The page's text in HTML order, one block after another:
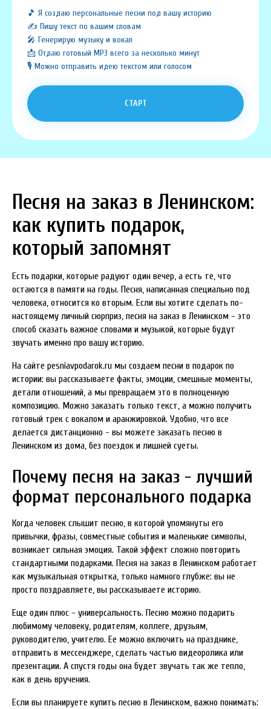
🎵 Я создаю персональные песни под вашу историю
✍️ Пишу текст по вашим словам
🎤 Генерирую музыку и вокал
📩 Отдаю готовый MP3 всего за несколько минут
🎙️ Можно отправить идею текстом или голосом
СТАРТ
Песня на заказ в Ленинском:
как купить подарок,
который запомнят
Есть подарки, которые радуют один вечер, а есть те, что
остаются в памяти на годы. Песня, написанная специально под
человека, относится ко вторым. Если вы хотите сделать по-
настоящему личный сюрприз, песня на заказ в Ленинском - это
способ сказать важное словами и музыкой, которые будут
звучать именно про вашу историю.
На сайте pesniavpodarok.ru мы создаем песни в подарок по
истории: вы рассказываете факты, эмоции, смешные моменты,
детали отношений, а мы превращаем это в полноценную
композицию. Можно заказать только текст, а можно получить
готовый трек с вокалом и аранжировкой. Удобно, что все
делается дистанционно - вы можете заказать песню в
Ленинском из дома, без поездок и лишней суеты.
Почему песня на заказ - лучший
формат персонального подарка
Когда человек слышит песню, в которой упомянуты его
привычки, фразы, совместные события и маленькие символы,
возникает сильная эмоция. Такой эффект сложно повторить
стандартными подарками. Песня на заказ в Ленинском работает
как музыкальная открытка, только намного глубже: вы не
просто поздравляете, вы рассказываете историю.
Еще один плюс - универсальность. Песню можно подарить
любимому человеку, родителям, коллеге, друзьям,
руководителю, учителю. Ее можно включить на празднике,
отправить в мессенджере, сделать частью видеоролика или
презентации. А спустя годы она будет звучать так же тепло,
как в день вручения.
Если вы планируете купить песню в Ленинском, важно понимать: